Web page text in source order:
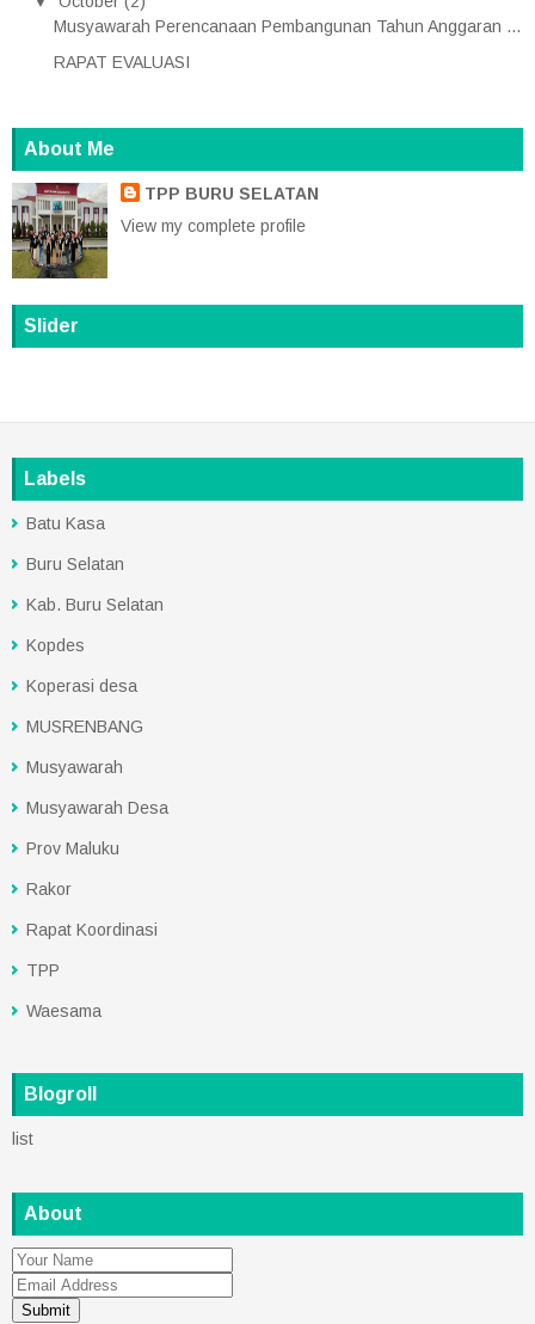
Musyawarah Perencanaan Pembangunan Tahun Anggaran ...
RAPAT EVALUASI
About Me
TPP BURU SELATAN
View my complete profile
Slider
Labels
Batu Kasa
Buru Selatan
Kab. Buru Selatan
Kopdes
Koperasi desa
MUSRENBANG
Musyawarah
Musyawarah Desa
Prov Maluku
Rakor
Rapat Koordinasi
TPP
Waesama
Blogroll
list
About